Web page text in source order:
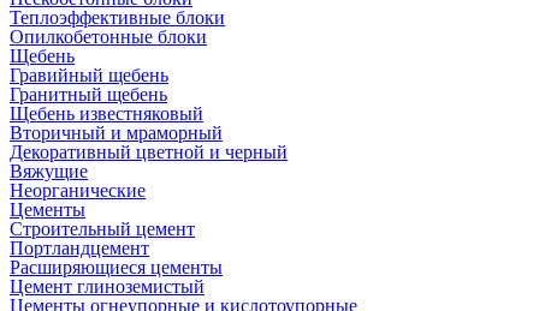
Теплоэффективные блоки
Опилкобетонные блоки
Щебень
Гравийный щебень
Гранитный щебень
Щебень известняковый
Вторичный и мраморный
Декоративный цветной и черный
Вяжущие
Неорганические
Цементы
Строительный цемент
Портландцемент
Расширяющиеся цементы
Цемент глиноземистый
Цементы огнеупорные и кислотоупорные